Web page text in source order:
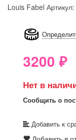
Louis Fabel
3200 ₽
Нет в
Сообщить о
Добавить к